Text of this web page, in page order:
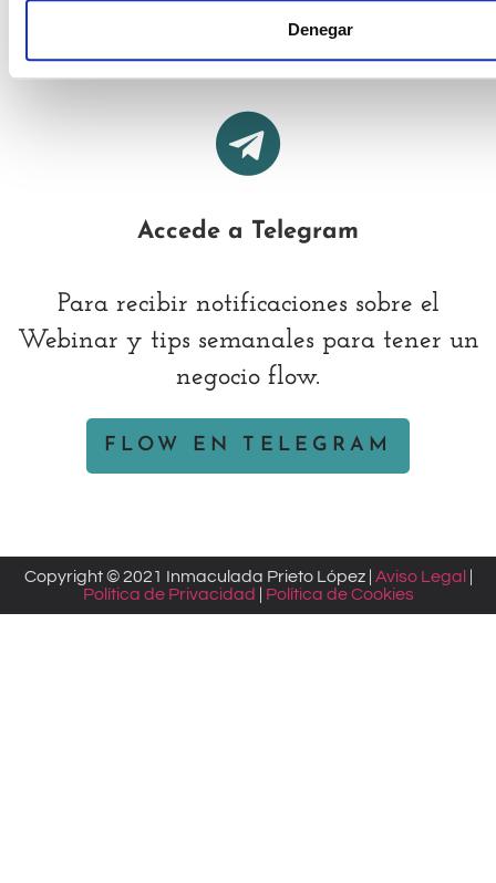
Denegar
Accede a Telegram
Para recibir notificaciones sobre el
Webinar y tips semanales para tener un
negocio flow.
FLOW EN TELEGRAM
Copyright © 2021 Inmaculada Prieto López | Aviso Legal
Política de Privacidad
Política de Cookies